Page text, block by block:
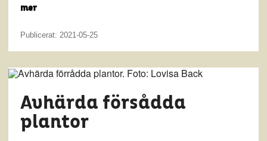
mer
Publicerat: 2021-05-25
Avhärda försådda
plantor